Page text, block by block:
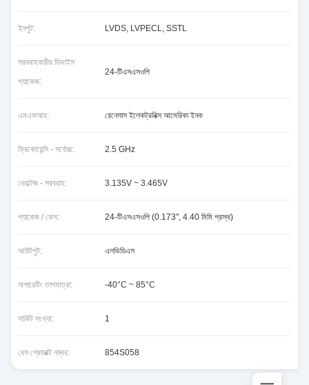
ইনপুট: LVDS, LVPECL, SSTL
সরবরাহকারীর ডিভাইস
প্যাকেজ:
24-টিএসএসওপি
এমএফআর: রেনেসাস ইলেকট্রনিক্স আমেরিকা ইনক
ফ্রিকোয়েন্সি - সর্বোচ্চ: 2.5 GHz
ভোল্টেজ - সরবরাহ: 3.135V ~ 3.465V
প্যাকেজ / কেস: 24-টিএসএসওপি (0.173", 4.40 মিমি প্রস্থ)
আউটপুট: এলভিডিএস
অপারেটিং তাপমাত্রা: -40°C ~ 85°C
সার্কিট সংখ্যা: 1
বেস প্রোডাক্ট নম্বর: 854S058